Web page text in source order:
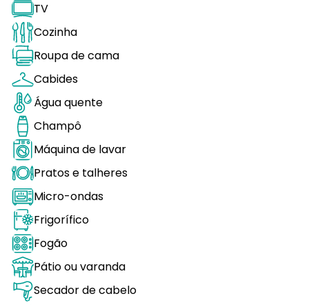
TV
Cozinha
Roupa de cama
Cabides
Água quente
Champô
Máquina de lavar
Pratos e talheres
Micro-ondas
Frigorífico
Fogão
Pátio ou varanda
Secador de cabelo